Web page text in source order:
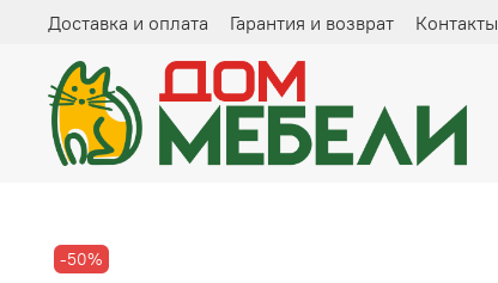
Доставка и оплата Гарантия и возврат Контакты
-50%